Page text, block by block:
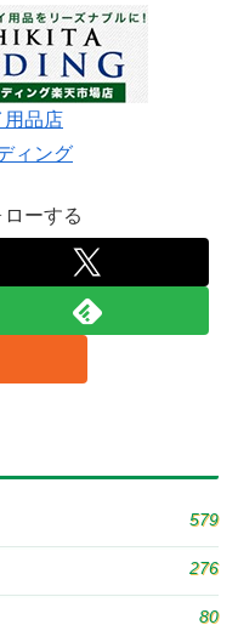
用品店
ィング
ーする
579
276
80